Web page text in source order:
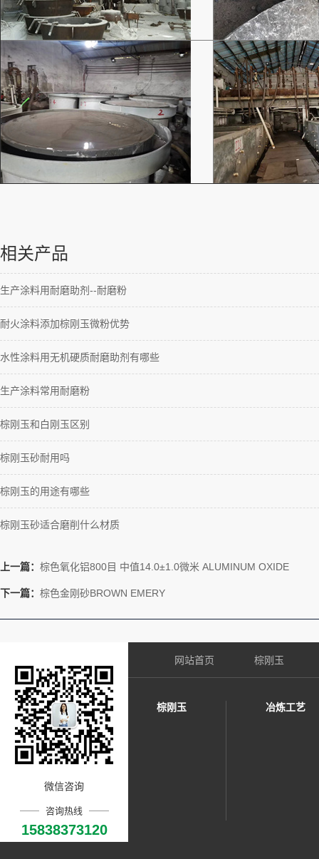
相关产品
生产涂料用耐磨助剂--耐磨粉
耐火涂料添加棕刚玉微粉优势
水性涂料用无机硬质耐磨助剂有哪些
生产涂料常用耐磨粉
棕刚玉和白刚玉区别
棕刚玉砂耐用吗
棕刚玉的用途有哪些
棕刚玉砂适合磨削什么材质
上一篇： 棕色氧化铝800目 中值14.0±1.0微米 ALUMINUM OXIDE
下一篇： 棕色金刚砂BROWN EMERY
微信咨询
咨询热线
15838373120
网站首页 棕刚玉
棕刚玉 冶炼工艺